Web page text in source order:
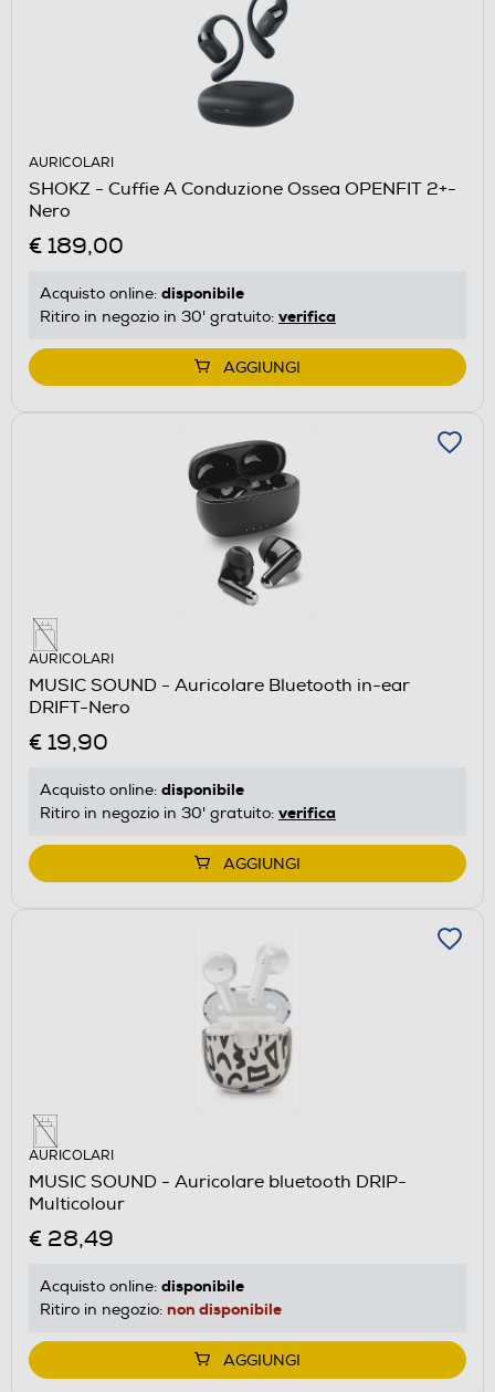
AURICOLARI
SHOKZ - Cuffie A Conduzione Ossea OPENFIT 2+-
Nero
€ 189,00
Acquisto online: disponibile
Ritiro in negozio in 30' gratuito: verifica
AGGIUNGI
AURICOLARI
MUSIC SOUND - Auricolare Bluetooth in-ear
DRIFT-Nero
€ 19,90
Acquisto online: disponibile
Ritiro in negozio in 30' gratuito: verifica
AGGIUNGI
AURICOLARI
MUSIC SOUND - Auricolare bluetooth DRIP-
Multicolour
€ 28,49
Acquisto online: disponibile
Ritiro in negozio: non disponibile
AGGIUNGI